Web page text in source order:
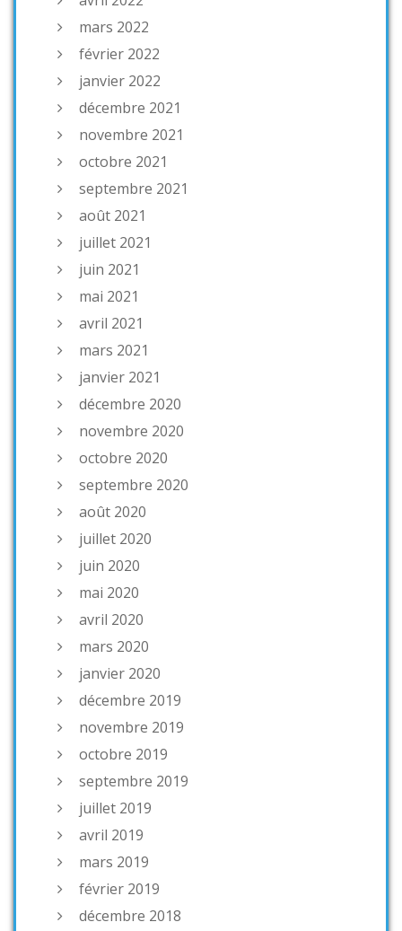
mars 2022
février 2022
janvier 2022
décembre 2021
novembre 2021
octobre 2021
septembre 2021
août 2021
juillet 2021
juin 2021
mai 2021
avril 2021
mars 2021
janvier 2021
décembre 2020
novembre 2020
octobre 2020
septembre 2020
août 2020
juillet 2020
juin 2020
mai 2020
avril 2020
mars 2020
janvier 2020
décembre 2019
novembre 2019
octobre 2019
septembre 2019
juillet 2019
avril 2019
mars 2019
février 2019
décembre 2018